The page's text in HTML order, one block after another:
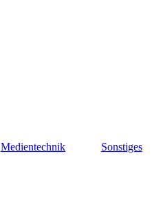
Medientechnik Sonstiges